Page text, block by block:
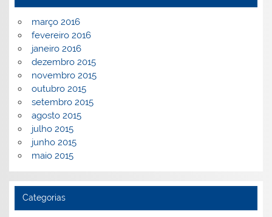
março 2016
fevereiro 2016
janeiro 2016
dezembro 2015
novembro 2015
outubro 2015
setembro 2015
agosto 2015
julho 2015
junho 2015
maio 2015
Categorias